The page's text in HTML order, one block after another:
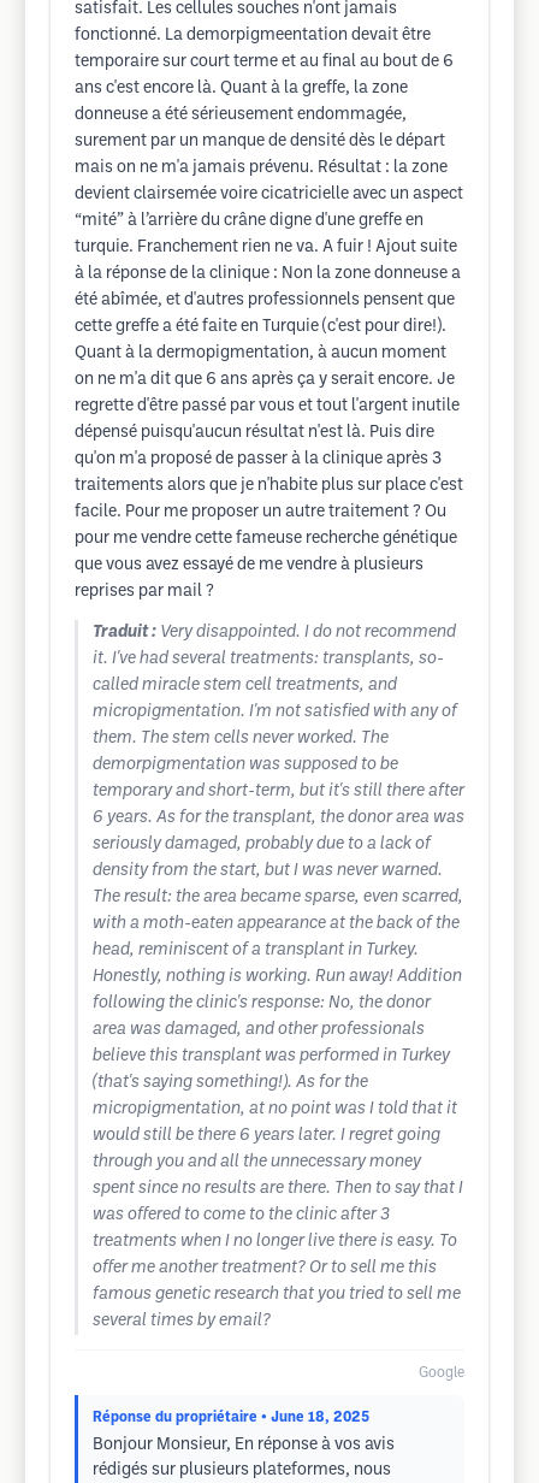
satisfait. Les cellules souches n'ont jamais
fonctionné. La demorpigmeentation devait être
temporaire sur court terme et au final au bout de 6
ans c'est encore là. Quant à la greffe, la zone
donneuse a été sérieusement endommagée,
surement par un manque de densité dès le départ
mais on ne m'a jamais prévenu. Résultat : la zone
devient clairsemée voire cicatricielle avec un aspect
“mité” à l’arrière du crâne digne d'une greffe en
turquie. Franchement rien ne va. A fuir ! Ajout suite
à la réponse de la clinique : Non la zone donneuse a
été abîmée, et d'autres professionnels pensent que
cette greffe a été faite en Turquie (c'est pour dire!).
Quant à la dermopigmentation, à aucun moment
on ne m'a dit que 6 ans après ça y serait encore. Je
regrette d'être passé par vous et tout l'argent inutile
dépensé puisqu'aucun résultat n'est là. Puis dire
qu'on m'a proposé de passer à la clinique après 3
traitements alors que je n'habite plus sur place c'est
facile. Pour me proposer un autre traitement ? Ou
pour me vendre cette fameuse recherche génétique
que vous avez essayé de me vendre à plusieurs
reprises par mail ?
Traduit : Very disappointed. I do not recommend
it. I've had several treatments: transplants, so-
called miracle stem cell treatments, and
micropigmentation. I'm not satisfied with any of
them. The stem cells never worked. The
demorpigmentation was supposed to be
temporary and short-term, but it's still there after
6 years. As for the transplant, the donor area was
seriously damaged, probably due to a lack of
density from the start, but I was never warned.
The result: the area became sparse, even scarred,
with a moth-eaten appearance at the back of the
head, reminiscent of a transplant in Turkey.
Honestly, nothing is working. Run away! Addition
following the clinic's response: No, the donor
area was damaged, and other professionals
believe this transplant was performed in Turkey
(that's saying something!). As for the
micropigmentation, at no point was I told that it
would still be there 6 years later. I regret going
through you and all the unnecessary money
spent since no results are there. Then to say that I
was offered to come to the clinic after 3
treatments when I no longer live there is easy. To
offer me another treatment? Or to sell me this
famous genetic research that you tried to sell me
several times by email?
Google
Réponse du propriétaire • June 18, 2025
Bonjour Monsieur, En réponse à vos avis
rédigés sur plusieurs plateformes, nous